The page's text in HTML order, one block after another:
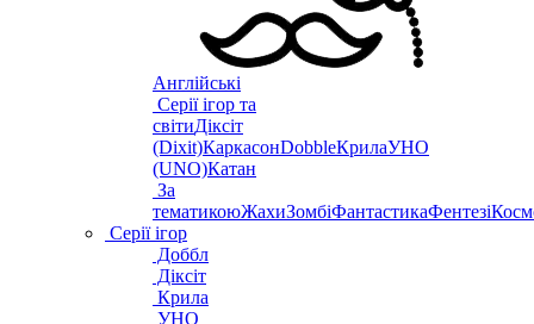
Англійські
Серії ігор та
світиДіксіт
(Dixit)КаркасонDobbleКрилаУНО
(UNO)Катан
За
тематикоюЖахиЗомбіФантастикаФентезі
Серії ігор
Доббл
Діксіт
Крила
УНО